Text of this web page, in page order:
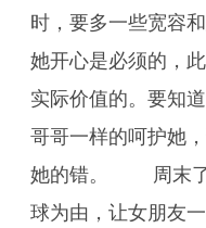
时，要多一些宽容
她开心是必须的，
实际价值的。要知
哥哥一样的呵护她
她的错。 周末了
球为由，让女朋友